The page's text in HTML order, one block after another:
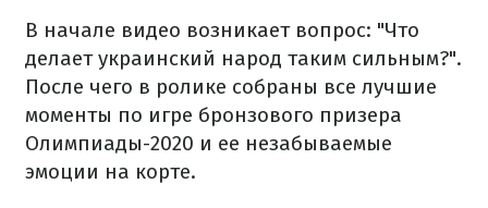
В начале видео возникает вопрос: "Что
делает украинский народ таким сильным?".
После чего в ролике собраны все лучшие
моменты по игре бронзового призера
Олимпиады-2020 и ее незабываемые
эмоции на корте.